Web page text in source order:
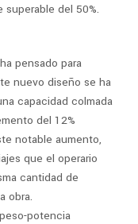
del 50%.
pensado para
nuevo diseño se ha
capacidad colmada
del 12%
notable aumento,
que el operario
cantidad de
obra.
potencia